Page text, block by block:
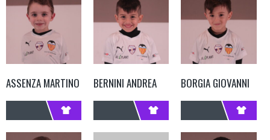
ASSENZA MARTINO BERNINI ANDREA BORGIA GIOVANNI